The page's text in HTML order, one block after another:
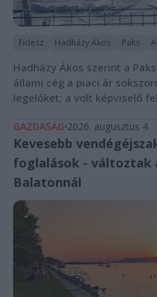
Fidesz Hadházy Ákos Paks
Hadházy Ákos szerint a
állami cég a piaci ár
legelőket; a volt képviselő
GAZDASÁG 2026. augusztus 4.
Kevesebb
foglalások - változtak
Balatonnál